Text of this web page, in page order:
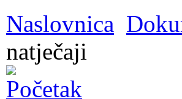
Naslovnica
natječaji